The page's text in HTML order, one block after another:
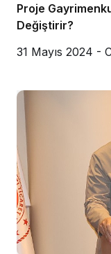
Proje
Değiştirir?
31 Mayıs 2024 -